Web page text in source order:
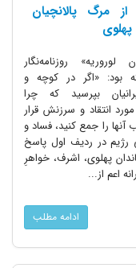
مرگ پالانچیان
روزنامه‌نگار
بود: «اگر در کوچه و
بپرسید که چرا
انتقاد و سرزنش قرار
را جمع کنید، فساد و
در ردیف اول پاسخ
اشرف، خواهرِ
اعم از...
ادامه مطلب